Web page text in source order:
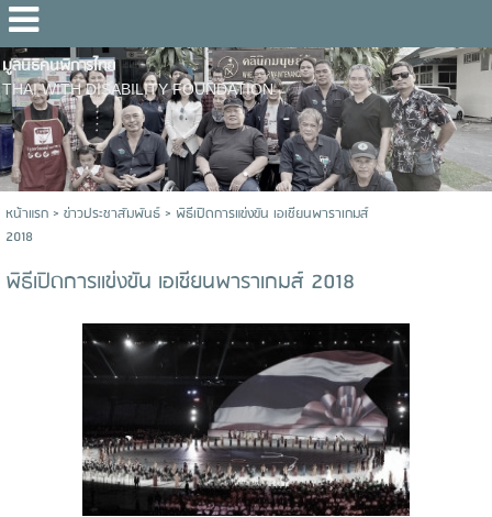
มูลนิธิคนพิการไทย
THAI WITH DISABILITY FOUNDATION
หน้าแรก> ข่าวประชาสัมพันธ์> พิธีเปิดการแข่งขัน เอเชียนพาราเกมส์
2018
พิธีเปิดการแข่งขัน เอเชียนพาราเกมส์ 2018